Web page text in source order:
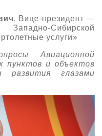
, Вице-президент —
Западно-Сибирской
услуги»
Авиационной
пунктов и объектов
развития глазами